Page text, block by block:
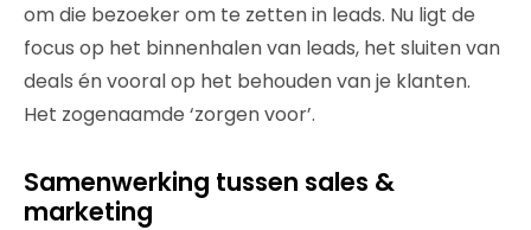
om die bezoeker om te zetten in leads. Nu ligt de
focus op het binnenhalen van leads, het sluiten van
deals én vooral op het behouden van je klanten.
Het zogenaamde ‘zorgen voor’.
Samenwerking tussen sales &
marketing